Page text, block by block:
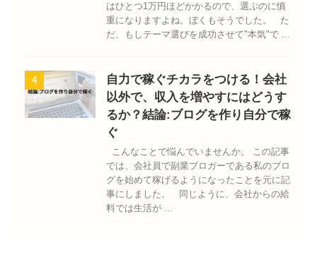
はひとつ1万円ほどかかるので、選ぶのに慎
重になりますよね。ぼくもそうでした。 た
だ、もしテーマ選びを成功させて"本気"で ...
4
自力で稼ぐチカラをつける！会社
以外で、収入を増やすにはどうす
るか？結論:ブログを作り自分で稼
ぐ
こんなことで悩んでいませんか。 この記事
では、会社員で副業ブロガーである私のブロ
グを始めて稼げるようになったことを元に記
事にしました。 同じように、会社からの給
料では生活が ...